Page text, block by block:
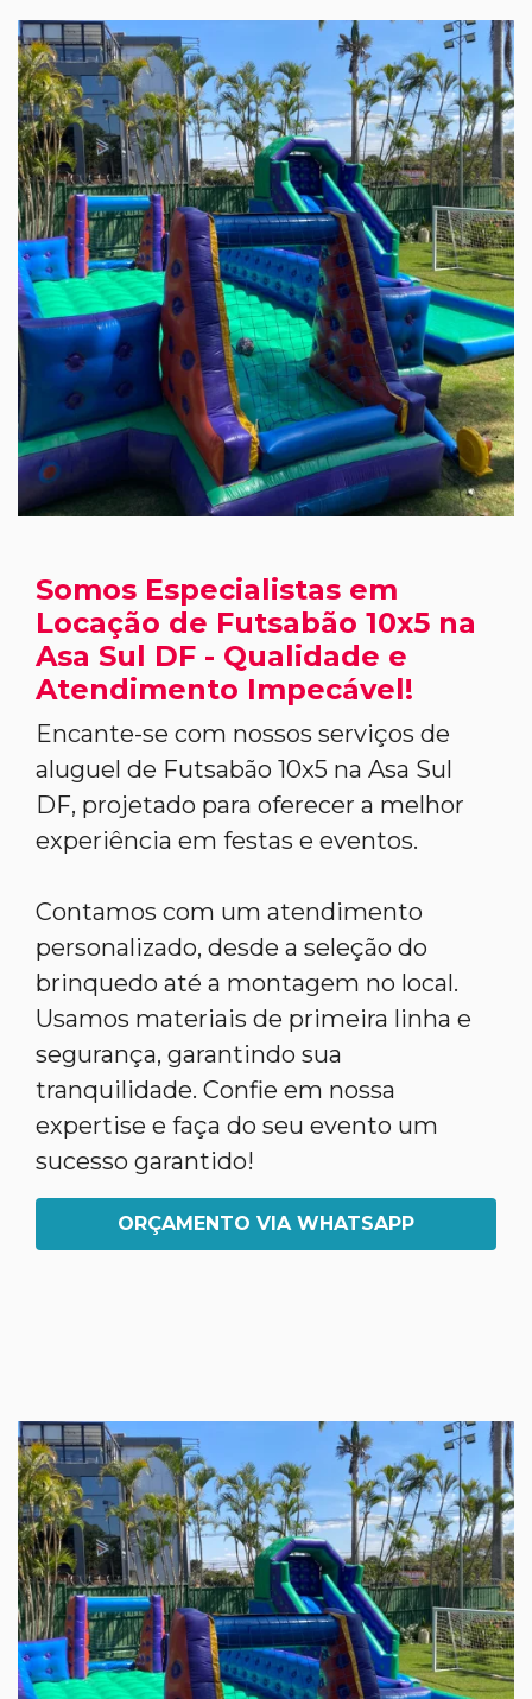
Somos Especialistas em
Locação de Futsabão 10x5 na
Asa Sul DF - Qualidade e
Atendimento Impecável!
Encante-se com nossos serviços de
aluguel de Futsabão 10x5 na Asa Sul
DF, projetado para oferecer a melhor
experiência em festas e eventos.
Contamos com um atendimento
personalizado, desde a seleção do
brinquedo até a montagem no local.
Usamos materiais de primeira linha e
segurança, garantindo sua
tranquilidade. Confie em nossa
expertise e faça do seu evento um
sucesso garantido!
ORÇAMENTO VIA WHATSAPP